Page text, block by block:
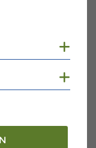
(CDU)
2
G
1.64